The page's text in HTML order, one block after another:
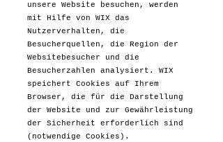
unsere Website besuchen, werden
mit Hilfe von WIX das
Nutzerverhalten, die
Besucherquellen, die Region der
Websitebesucher und die
Besucherzahlen analysiert. WIX
speichert Cookies auf Ihrem
Browser, die für die Darstellung
der Website und zur Gewährleistung
der Sicherheit erforderlich sind
(notwendige Cookies).